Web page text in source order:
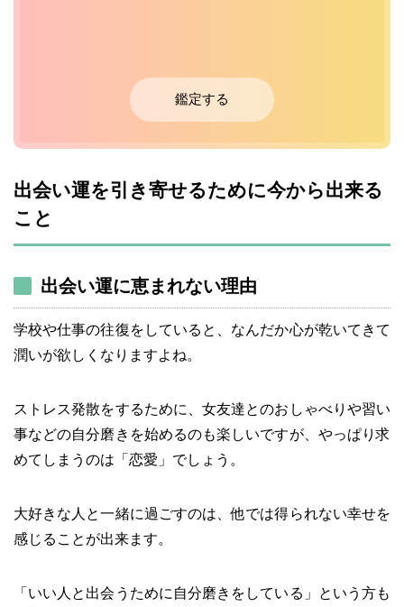
鑑定する
出会い運を引き寄せるために今から出来る
こと
出会い運に恵まれない理由
学校や仕事の往復をしていると、なんだか心が乾いてきて
潤いが欲しくなりますよね。
ストレス発散をするために、女友達とのおしゃべりや習い
事などの自分磨きを始めるのも楽しいですが、やっぱり求
めてしまうのは「恋愛」でしょう。
大好きな人と一緒に過ごすのは、他では得られない幸せを
感じることが出来ます。
「いい人と出会うために自分磨きをしている」という方も